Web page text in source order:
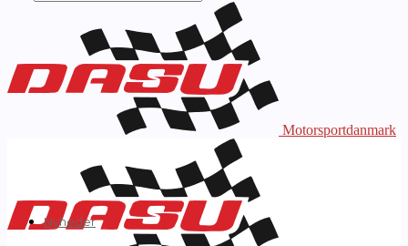
Motorsportdanmark
Nyheder